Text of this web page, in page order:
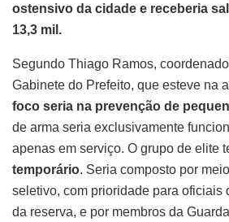
ostensivo da cidade e receberia
13,3 mil.
Segundo Thiago Ramos,
Gabinete do Prefeito, que esteve na
foco seria na prevenção de
de arma seria exclusivamente
apenas em serviço. O grupo de elite
temporário. Seria composto por
seletivo, com prioridade para oficiais
da reserva, e por membros da